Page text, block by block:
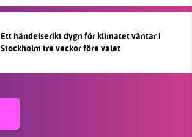
Ett händelserikt dygn för klimatet väntar i
Stockholm tre veckor före valet